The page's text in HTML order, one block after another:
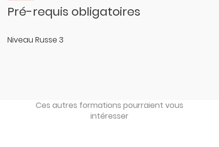
Pré-requis obligatoires
Niveau Russe 3
Ces autres formations pourraient vous
intéresser